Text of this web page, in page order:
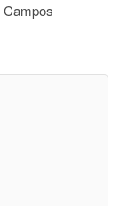
Campos